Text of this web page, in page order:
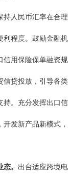
持人民币汇率在合理
利程度。鼓励金融机
信用保险保单融资规
信贷投放，引导各类
持。充分发挥出口信
发新产品新模式，
。 出台适应跨境电